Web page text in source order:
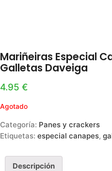
Mariñeiras Especial
Galletas Daveiga
4.95 €
Agotado
Categoría: Panes y crackers
Etiquetas: especial canapes,
Descripción